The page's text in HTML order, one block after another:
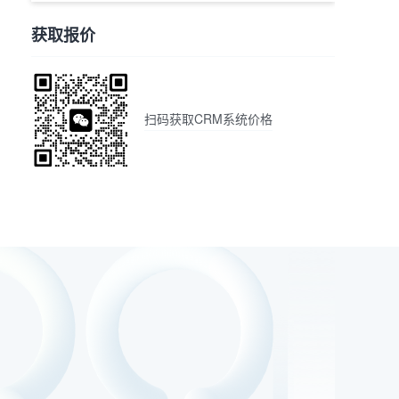
获取报价
扫码获取CRM系统价格